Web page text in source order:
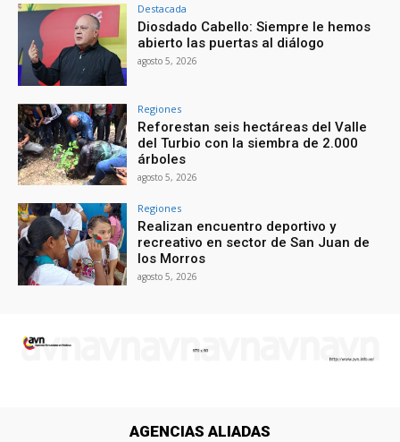
Destacada
Diosdado Cabello: Siempre le hemos
abierto las puertas al diálogo
agosto 5, 2026
Regiones
Reforestan seis hectáreas del Valle
del Turbio con la siembra de 2.000
árboles
agosto 5, 2026
Regiones
Realizan encuentro deportivo y
recreativo en sector de San Juan de
los Morros
agosto 5, 2026
AGENCIAS ALIADAS